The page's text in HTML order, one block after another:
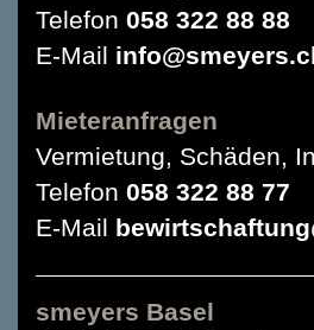
Telefon 058 322 88 88
E-Mail
Mieteranfragen
Vermietung, Schäden,
Telefon 058 322 88 77
E-Mail
smeyers Basel